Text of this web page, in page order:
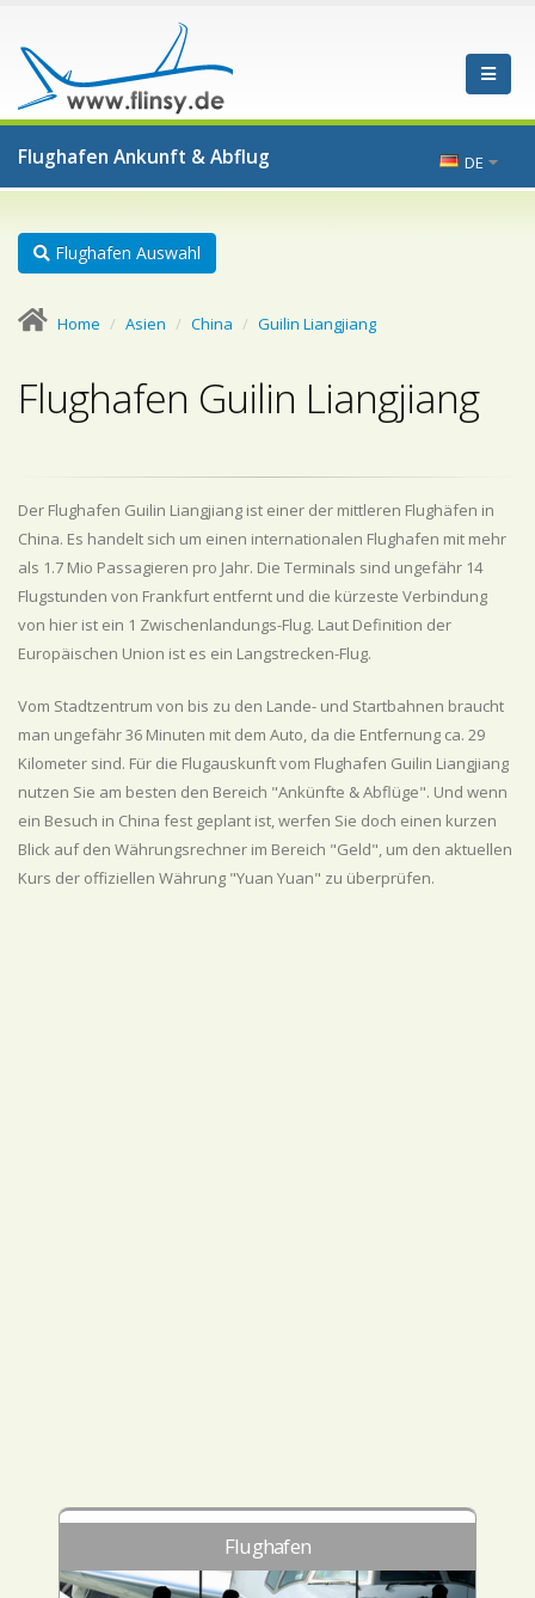
Flughafen Ankunft & Abflug DE
Flughafen Auswahl
Home Asien China Guilin Liangjiang
Flughafen Guilin Liangjiang
Der Flughafen Guilin Liangjiang ist einer der mittleren Flughäfen in
China. Es handelt sich um einen internationalen Flughafen mit mehr
als 1.7 Mio Passagieren pro Jahr. Die Terminals sind ungefähr 14
Flugstunden von Frankfurt entfernt und die kürzeste Verbindung
von hier ist ein 1 Zwischenlandungs-Flug. Laut Definition der
Europäischen Union ist es ein Langstrecken-Flug.
Vom Stadtzentrum von bis zu den Lande- und Startbahnen braucht
man ungefähr 36 Minuten mit dem Auto, da die Entfernung ca. 29
Kilometer sind. Für die Flugauskunft vom Flughafen Guilin Liangjiang
nutzen Sie am besten den Bereich "Ankünfte & Abflüge". Und wenn
ein Besuch in China fest geplant ist, werfen Sie doch einen kurzen
Blick auf den Währungsrechner im Bereich "Geld", um den aktuellen
Kurs der offiziellen Währung "Yuan Yuan" zu überprüfen.
Flughafen